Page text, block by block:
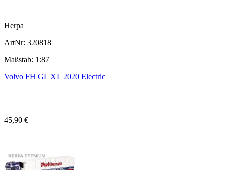
Herpa
ArtNr: 320818
Maßstab: 1:87
Volvo FH GL XL 2020 Electric
45,90 €